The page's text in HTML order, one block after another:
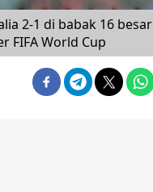
2-1 di babak 16 besar
FIFA World Cup